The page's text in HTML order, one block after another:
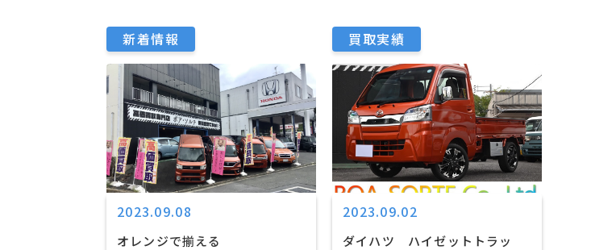
新着情報
2023.09.08
オレンジで揃える
買取実績
2023.09.02
ダイハツ ハイゼットトラッ